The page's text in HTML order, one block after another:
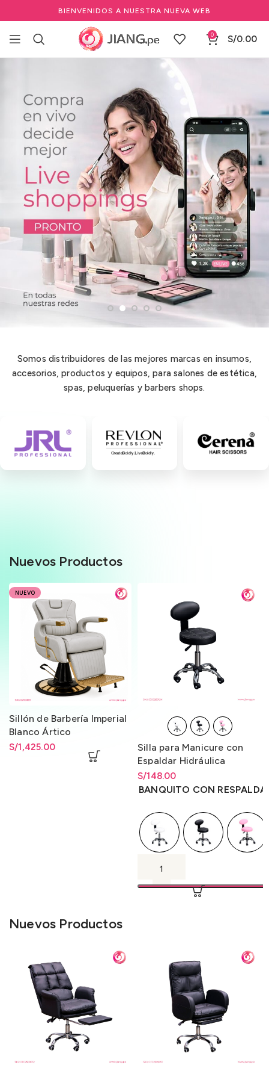
BIENVENIDOS A NUESTRA NUEVA WEB
0 S/0.00
Somos distribuidores de las mejores marcas en insumos,
accesorios, productos y equipos, para salones de estética,
spas, peluquerías y barbers shops.
Nuevos Productos
NUEVO
Sillón de Barbería Imperial
Blanco Ártico
S/1,425.00
Silla para Manicure con
Espaldar Hidráulica
Importada
S/148.00
Rango de precios: desde
S/148.00hastaS/148.00
BANQUITO CON
Nuevos Productos